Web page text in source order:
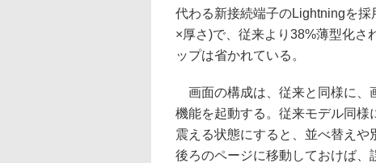
代わる新接続端子のLightningを
×厚さ)で、従来より38%薄型化さ
ップは省かれている。
画面の構成は、従来と同様に、
機能を起動する。従来モデル同
震える状態にすると、並べ替え
後ろのページに移動しておけば、